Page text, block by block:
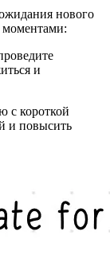
нового
моментами:
и
с короткой
и повысить